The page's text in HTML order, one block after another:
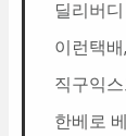
딜리버
이런택
직구익
한베로